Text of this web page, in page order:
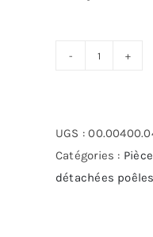
-
UGS :
Catégories :
détachées